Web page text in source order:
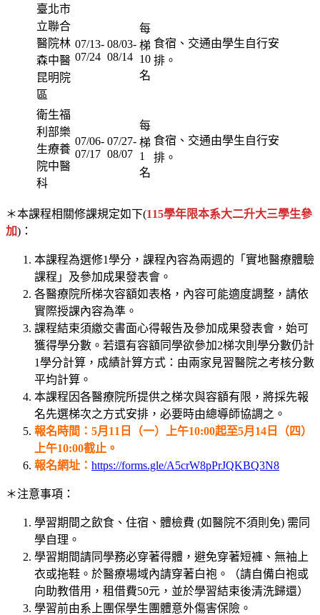
臺北市
立聯合
醫院林
森中醫
昆明院
區
07/13-
07/24
08/03-
08/14
每
梯
10
名
食宿、交通由學生自行安
排。
衛生福
利部樂
生療養
院中醫
科
07/06-
07/17
07/27-
08/07
每
梯
1
名
食宿、交通由學生自行安
排。
＊本課程相關修課規定如下(115學年限本系大二升大三學生參
加)：
本課程為選修1學分，課程內容為兩週的「實地醫療體驗
課程」及參加成果發表會。
各醫療院所梯次容額如表格，內容可能適度調整，請依
實際授課內容為準。
課程結束須繳交書面心得報告及參加成果發表會，始可
獲得學分數。若還有容額同學欲參加2梯次則學分數仍計
1學分計算，成績計算方式：由兩家見習醫院之考核分數
平均計算。
本課程因各醫療院所提供之梯次與容額有限，將採先報
名先選梯次之方式安排，必要時由總導師協調之。
報名時間：5月11日（一）上午10:00起至5月14日（四）
上午10:00截止。
報名網址： https://forms.gle/A5crW8pPrJQKBQ3N8
＊注意事項：
學習期間之飲食、住宿、體檢費 (如醫院不須則免) 需同
學自理。
學習期間請同學務必穿著得體，避免穿著短褲、無袖上
衣或拖鞋。於醫療場域內請穿著白袍。（請自備白袍或
向助教借用，租借費50元，並於學習結束後清洗歸還）
學習前由系上團保學生團體意外傷害保險。